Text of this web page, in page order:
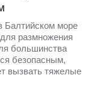
море
размножения
большинства
безопасным,
вызвать тяжелые